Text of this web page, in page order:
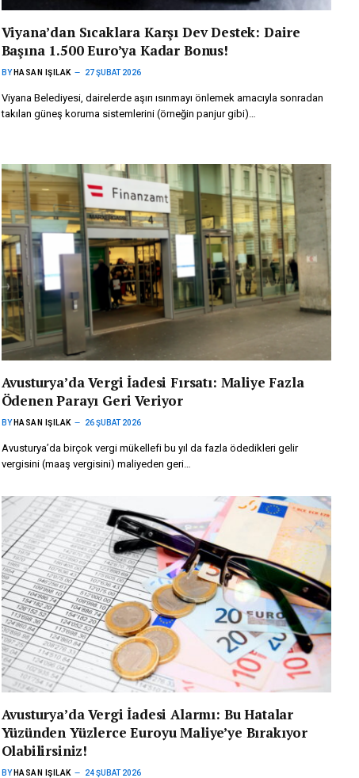
Viyana’dan Sıcaklara Karşı Dev Destek: Daire
Başına 1.500 Euro’ya Kadar Bonus!
BY HASAN IŞILAK 27 ŞUBAT 2026
Viyana Belediyesi, dairelerde aşırı ısınmayı önlemek amacıyla sonradan
takılan güneş koruma sistemlerini (örneğin panjur gibi)…
Avusturya’da Vergi İadesi Fırsatı: Maliye Fazla
Ödenen Parayı Geri Veriyor
BY HASAN IŞILAK 26 ŞUBAT 2026
Avusturya’da birçok vergi mükellefi bu yıl da fazla ödedikleri gelir
vergisini (maaş vergisini) maliyeden geri…
Avusturya’da Vergi İadesi Alarmı: Bu Hatalar
Yüzünden Yüzlerce Euroyu Maliye’ye Bırakıyor
Olabilirsiniz!
BY HASAN IŞILAK 24 ŞUBAT 2026